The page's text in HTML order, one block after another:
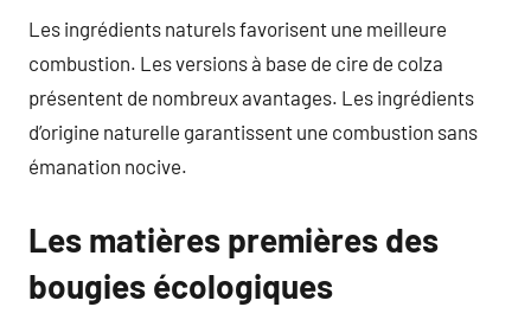
Les ingrédients naturels favorisent une meilleure
combustion. Les versions à base de cire de colza
présentent de nombreux avantages. Les ingrédients
d’origine naturelle garantissent une combustion sans
émanation nocive.
Les matières premières des
bougies écologiques